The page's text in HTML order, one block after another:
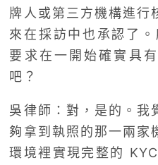
牌人或第三方機構進行
來在採訪中也承認了
要求在一開始確實具
吧？
吳律師：對，是的。我
夠拿到執照的那一兩家
環境裡實現完整的